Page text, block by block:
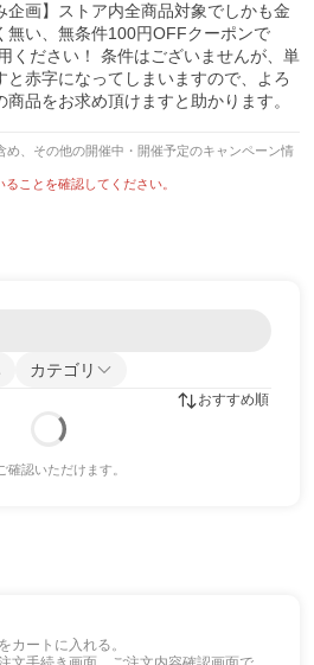
企画】ストア内全商品対象でしかも金
無い、無条件100円OFFクーポンで
ください！ 条件はございませんが、単
と赤字になってしまいますので、よろ
商品をお求め頂けますと助かります。
、その他の開催中・開催予定のキャンペーン情
ことを確認してください。
カテゴリ
おすすめ順
確認いただけます。
カートに入れる。